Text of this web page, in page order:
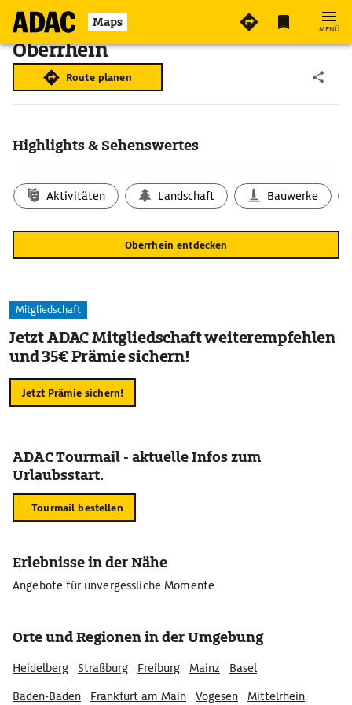
Maps MENÜ
Oberrhein
Route planen
Highlights & Sehenswertes
Aktivitäten Landschaft Bauwerke
Oberrhein entdecken
Mitgliedschaft
Jetzt ADAC Mitgliedschaft weiterempfehlen
und 35€ Prämie sichern!
Jetzt Prämie sichern!
ADAC Tourmail - aktuelle Infos zum
Urlaubsstart.
Tourmail bestellen
Erlebnisse in der Nähe
Angebote für unvergessliche Momente
Orte und Regionen in der Umgebung
Heidelberg Straßburg Freiburg Mainz
Basel
Baden-Baden
Frankfurt am Main Vogesen Mittelrhein